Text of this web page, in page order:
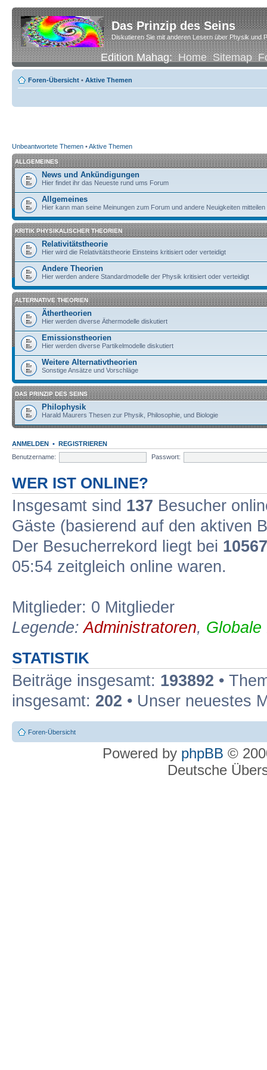
Das Prinzip des Seins
Diskutieren Sie mit anderen Lesern über Physik und
Edition Mahag:Home Sitemap
Foren-Übersicht • Aktive Themen
Unbeantwortete Themen •Aktive Themen
ALLGEMEINES
News und Ankündigungen
Hier findet ihr das Neueste rund ums Forum
Allgemeines
Hier kann man seine Meinungen zum Forum und andere Neuigkeiten mitteilen
KRITIK PHYSIKALISCHER THEORIEN
Relativitätstheorie
Hier wird die Relativitätstheorie Einsteins kritisiert oder verteidigt
Andere Theorien
Hier werden andere Standardmodelle der Physik kritisiert oder verteidigt
ALTERNATIVE THEORIEN
Äthertheorien
Hier werden diverse Äthermodelle diskutiert
Emissionstheorien
Hier werden diverse Partikelmodelle diskutiert
Weitere Alternativtheorien
Sonstige Ansätze und Vorschläge
DAS PRINZIP DES SEINS
Philophysik
Harald Maurers Thesen zur Physik, Philosophie, und Biologie
ANMELDEN • REGISTRIEREN
Benutzername:
Passwort:
WER IST ONLINE?
Insgesamt sind 137 Besucher
Gäste (basierend auf den aktiven
Der Besucherrekord liegt bei 10567
05:54 zeitgleich online waren.
Mitglieder: 0 Mitglieder
Legende:Administratoren, Globale
STATISTIK
Beiträge insgesamt: 193892 •
insgesamt: 202 • Unser neuestes
Foren-Übersicht
Powered by phpBB ©
Deutsche